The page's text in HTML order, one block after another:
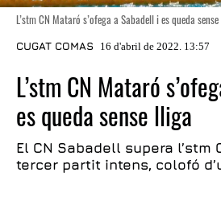
L’stm CN Mataró s’ofega a Sabadell i es queda
CUGAT COMAS 16 d'abril de 2022. 13:57
L’stm CN Mataró
es queda sense lliga
El CN Sabadell supera l’stm
tercer partit intens, colofó